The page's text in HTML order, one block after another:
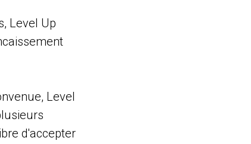
Level Up
Level
d'accepter